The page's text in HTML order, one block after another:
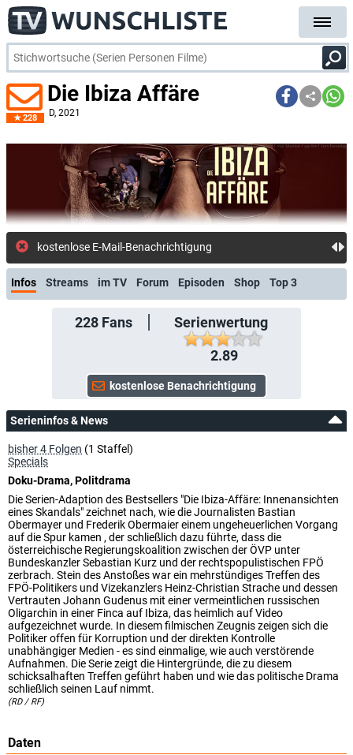
228
Die Ibiza Affäre
D, 2021
kostenlose E-Mail-Benachrichtigung bei Streaming- oder
Infos Streams im TV Forum Episoden Shop Top 3
228Fans
Serienwertung
2.89
Serieninfos & News
bisher 4 Folgen (1 Staffel)
Specials
Doku-Drama, Politdrama
Die Serien-Adaption des Bestsellers "Die Ibiza-Affäre: Innenansichten
eines Skandals" zeichnet nach, wie die Journalisten Bastian
Obermayer und Frederik Obermaier einem ungeheuerlichen Vorgang
auf die Spur kamen , der schließlich dazu führte, dass die
österreichische Regierungskoalition zwischen der ÖVP unter
Bundeskanzler Sebastian Kurz und der rechtspopulistischen FPÖ
zerbrach. Stein des Anstoßes war ein mehrstündiges Treffen des
FPÖ-Politikers und Vizekanzlers Heinz-Christian Strache und dessen
Vertrauten Johann Gudenus mit einer vermeintlichen russischen
Oligarchin in einer Finca auf Ibiza, das heimlich auf Video
aufgezeichnet wurde. In diesem filmischen Zeugnis zeigen sich die
Politiker offen für Korruption und der direkten Kontrolle
unabhängiger Medien - es sind einmalige, wie auch verstörende
Aufnahmen. Die Serie zeigt die Hintergründe, die zu diesem
schicksalhaften Treffen geführt haben und wie das politische Drama
schließlich seinen Lauf nimmt.
(RD / RF)
Daten